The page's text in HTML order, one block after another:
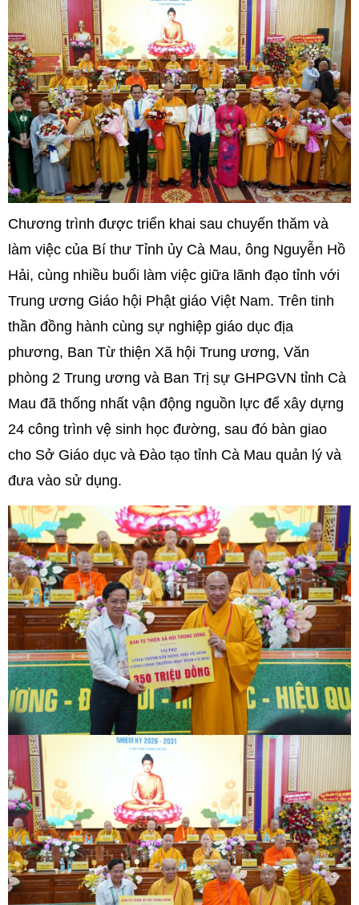
Chương trình được triển khai sau chuyến thăm và
làm việc của Bí thư Tỉnh ủy Cà Mau, ông Nguyễn Hồ
Hải, cùng nhiều buổi làm việc giữa lãnh đạo tỉnh với
Trung ương Giáo hội Phật giáo Việt Nam. Trên tinh
thần đồng hành cùng sự nghiệp giáo dục địa
phương, Ban Từ thiện Xã hội Trung ương, Văn
phòng 2 Trung ương và Ban Trị sự GHPGVN tỉnh Cà
Mau đã thống nhất vận động nguồn lực để xây dựng
24 công trình vệ sinh học đường, sau đó bàn giao
cho Sở Giáo dục và Đào tạo tỉnh Cà Mau quản lý và
đưa vào sử dụng.